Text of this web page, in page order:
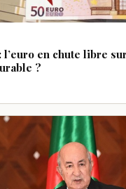
en chute libre
?